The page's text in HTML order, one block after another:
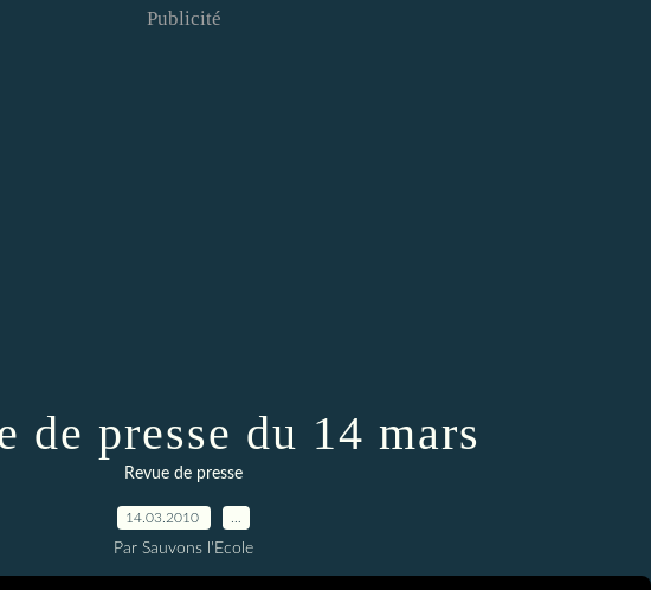
Publicité
de presse du 14 mars
Revue de presse
14.03.2010
Par Sauvons l'Ecole